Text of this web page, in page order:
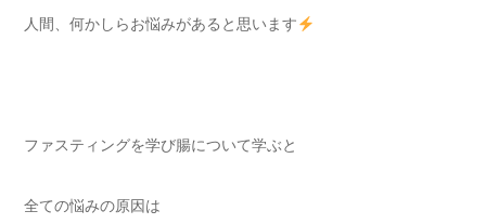
人間、何かしらお悩みがあると思います
ファスティングを学び腸について学ぶと
全ての悩みの原因は